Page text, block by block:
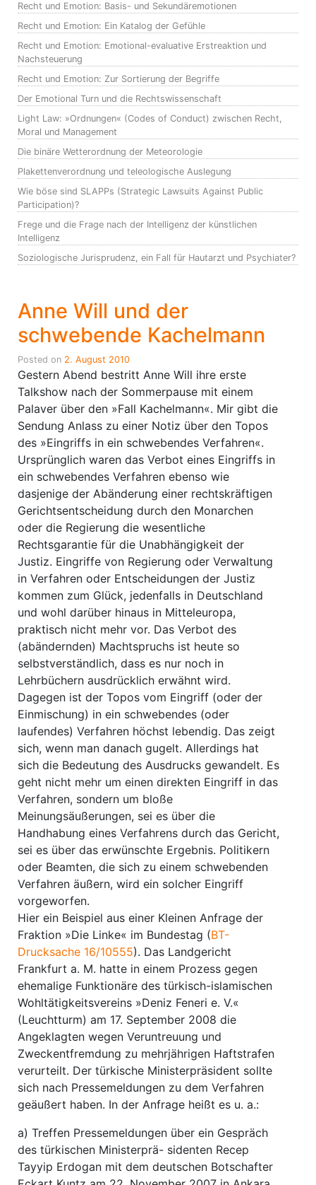
Recht und Emotion: Basis- und Sekundäremotionen
Recht und Emotion: Ein Katalog der Gefühle
Recht und Emotion: Emotional-evaluative Erstreaktion und
Nachsteuerung
Recht und Emotion: Zur Sortierung der Begriffe
Der Emotional Turn und die Rechtswissenschaft
Light Law: »Ordnungen« (Codes of Conduct) zwischen Recht,
Moral und Management
Die binäre Wetterordnung der Meteorologie
Plakettenverordnung und teleologische Auslegung
Wie böse sind SLAPPs (Strategic Lawsuits Against Public
Participation)?
Frege und die Frage nach der Intelligenz der künstlichen
Intelligenz
Soziologische Jurisprudenz, ein Fall für Hautarzt und Psychiater?
Anne Will und der
schwebende Kachelmann
Posted on 2. August 2010
Gestern Abend bestritt Anne Will ihre erste
Talkshow nach der Sommerpause mit einem
Palaver über den »Fall Kachelmann«. Mir gibt die
Sendung Anlass zu einer Notiz über den Topos
des »Eingriffs in ein schwebendes Verfahren«.
Ursprünglich waren das Verbot eines Eingriffs in
ein schwebendes Verfahren ebenso wie
dasjenige der Abänderung einer rechtskräftigen
Gerichtsentscheidung durch den Monarchen
oder die Regierung die wesentliche
Rechtsgarantie für die Unabhängigkeit der
Justiz. Eingriffe von Regierung oder Verwaltung
in Verfahren oder Entscheidungen der Justiz
kommen zum Glück, jedenfalls in Deutschland
und wohl darüber hinaus in Mitteleuropa,
praktisch nicht mehr vor. Das Verbot des
(abändernden) Machtspruchs ist heute so
selbstverständlich, dass es nur noch in
Lehrbüchern ausdrücklich erwähnt wird.
Dagegen ist der Topos vom Eingriff (oder der
Einmischung) in ein schwebendes (oder
laufendes) Verfahren höchst lebendig. Das zeigt
sich, wenn man danach gugelt. Allerdings hat
sich die Bedeutung des Ausdrucks gewandelt. Es
geht nicht mehr um einen direkten Eingriff in das
Verfahren, sondern um bloße
Meinungsäußerungen, sei es über die
Handhabung eines Verfahrens durch das Gericht,
sei es über das erwünschte Ergebnis. Politikern
oder Beamten, die sich zu einem schwebenden
Verfahren äußern, wird ein solcher Eingriff
vorgeworfen.
Hier ein Beispiel aus einer Kleinen Anfrage der
Fraktion »Die Linke« im Bundestag (BT-
Drucksache 16/10555). Das Landgericht
Frankfurt a. M. hatte in einem Prozess gegen
ehemalige Funktionäre des türkisch-islamischen
Wohltätigkeitsvereins »Deniz Feneri e. V.«
(Leuchtturm) am 17. September 2008 die
Angeklagten wegen Veruntreuung und
Zweckentfremdung zu mehrjährigen Haftstrafen
verurteilt. Der türkische Ministerpräsident sollte
sich nach Pressemeldungen zu dem Verfahren
geäußert haben. In der Anfrage heißt es u. a.:
a) Treffen Pressemeldungen über ein Gespräch
des türkischen Ministerprä- sidenten Recep
Tayyip Erdogan mit dem deutschen Botschafter